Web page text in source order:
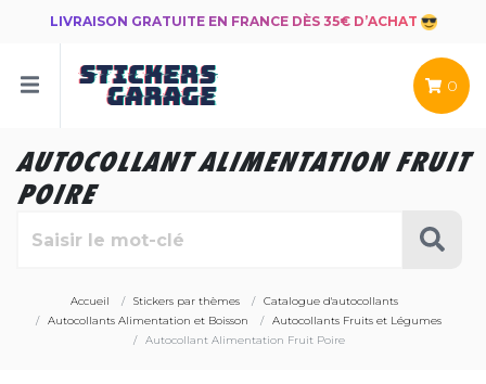
LIVRAISON GRATUITE EN FRANCE DÈS 35€ D’ACHAT
0
AUTOCOLLANT ALIMENTATION FRUIT
POIRE
Accueil Stickers par thèmes
Catalogue d'autocollants
Autocollants Alimentation et Boisson
Autocollants Fruits et Légumes
Autocollant Alimentation Fruit Poire